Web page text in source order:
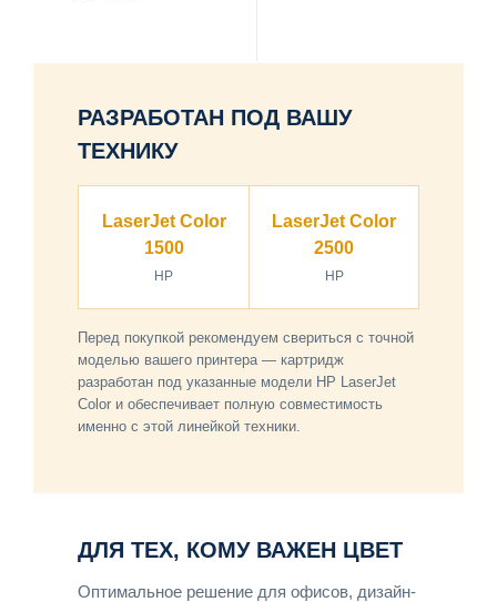
РАЗРАБОТАН ПОД ВАШУ
ТЕХНИКУ
LaserJet Color
1500
HP
LaserJet Color
2500
HP
Перед покупкой рекомендуем свериться с точной
моделью вашего принтера — картридж
разработан под указанные модели HP LaserJet
Color и обеспечивает полную совместимость
именно с этой линейкой техники.
ДЛЯ ТЕХ, КОМУ ВАЖЕН ЦВЕТ
Оптимальное решение для офисов, дизайн-